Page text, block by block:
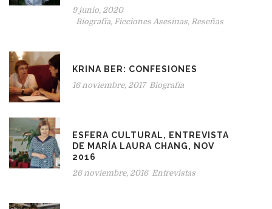
9 junio, 2020
Biografía, Ficciones Asesinas, Reseñas
KRINA BER: CONFESIONES
16 noviembre, 2017 Biografía
ESFERA CULTURAL, ENTREVISTA
DE MARÍA LAURA CHANG, NOV
2016
26 noviembre, 2016 Entrevistas